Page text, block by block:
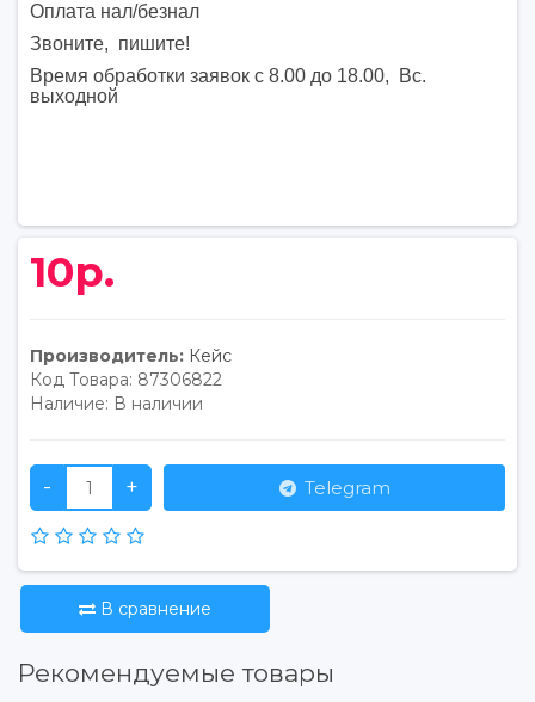
Оплата нал/безнал
Звоните, пишите!
Время обработки заявок с 8.00 до 18.00, Вс.
выходной
10р.
Производитель: Кейс
Код Товара: 87306822
Наличие: В наличии
- + Telegram
В сравнение
Рекомендуемые товары